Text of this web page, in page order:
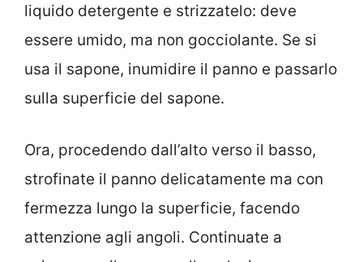
liquido detergente e strizzatelo: deve
essere umido, ma non gocciolante. Se si
usa il sapone, inumidire il panno e passarlo
sulla superficie del sapone.
Ora, procedendo dall’alto verso il basso,
strofinate il panno delicatamente ma con
fermezza lungo la superficie, facendo
attenzione agli angoli. Continuate a